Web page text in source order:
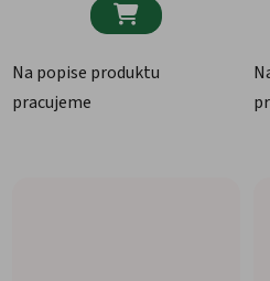

Na popise produktu
pracujeme